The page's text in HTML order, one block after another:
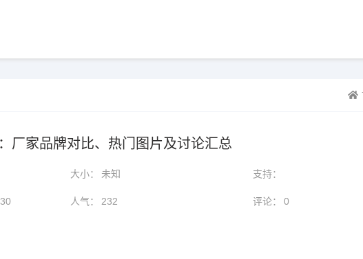
厂家品牌对比、热门图片及讨论汇总
大小： 未知 支持：
人气： 232 评论： 0